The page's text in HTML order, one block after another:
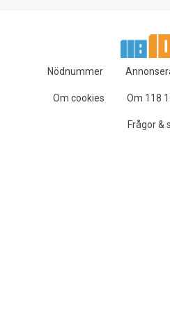
Nödnummer
Om cookies Om 118
Frågor &